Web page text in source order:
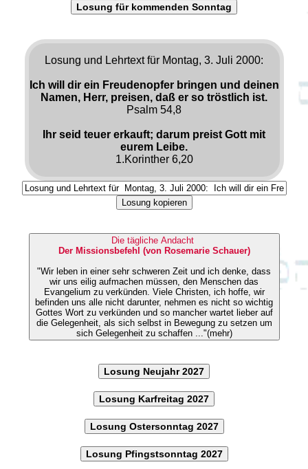
Losung für kommenden Sonntag
Losung und Lehrtext für Montag, 3. Juli 2000:
Ich will dir ein Freudenopfer bringen und deinen
Namen, Herr, preisen, daß er so tröstlich ist.
Psalm 54,8
Ihr seid teuer erkauft; darum preist Gott mit
eurem Leibe.
1.Korinther 6,20
Losung kopieren
Die tägliche Andacht
Der Missionsbefehl (von Rosemarie Schauer)
"Wir leben in einer sehr schweren Zeit und ich denke, dass
wir uns eilig aufmachen müssen, den Menschen das
Evangelium zu verkünden. Viele Christen, ich hoffe, wir
befinden uns alle nicht darunter, nehmen es nicht so wichtig
Gottes Wort zu verkünden und so mancher wartet lieber auf
die Gelegenheit, als sich selbst in Bewegung zu setzen um
sich Gelegenheit zu schaffen ..."(mehr)
Losung Neujahr 2027
Losung Karfreitag 2027
Losung Ostersonntag 2027
Losung Pfingstsonntag 2027